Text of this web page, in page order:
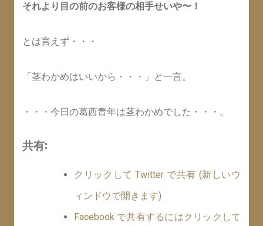
それより目の前のお客様の相手せいや〜！
とは言えず・・・
「茎わかめはいいから・・・」と一言。
・・・今日の葛西青年は茎わかめでした・・・。
共有:
クリックして Twitter で共有 (新しいウ
ィンドウで開きます)
Facebook で共有するにはクリックして